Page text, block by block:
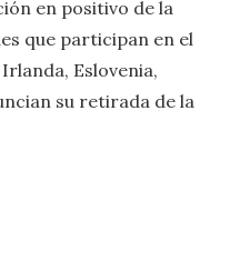
en positivo de la
que participan en el
Eslovenia,
su retirada de la